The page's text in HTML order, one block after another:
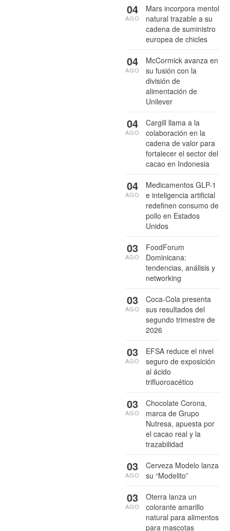
Mars incorpora mentol
natural trazable a su
cadena de suministro
europea de chicles
04
AGO
McCormick avanza en
su fusión con la
división de
alimentación de
Unilever
04
AGO
Cargill llama a la
colaboración en la
cadena de valor para
fortalecer el sector del
cacao en Indonesia
04
AGO
Medicamentos GLP-1
e inteligencia artificial
redefinen consumo de
pollo en Estados
Unidos
04
AGO
FoodForum
Dominicana:
tendencias, análisis y
networking
03
AGO
Coca-Cola presenta
sus resultados del
segundo trimestre de
2026
03
AGO
EFSA reduce el nivel
seguro de exposición
al ácido
trifluoroacético
03
AGO
Chocolate Corona,
marca de Grupo
Nutresa, apuesta por
el cacao real y la
trazabilidad
03
AGO
Cerveza Modelo lanza
su “Modelito”
03
AGO
Oterra lanza un
colorante amarillo
natural para alimentos
para mascotas
03
AGO